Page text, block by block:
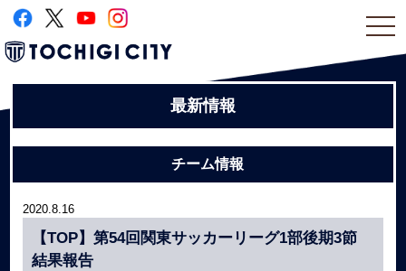
最新情報
チーム情報
2020.8.16
【TOP】第54回関東サッカーリーグ1部後期3節
結果報告